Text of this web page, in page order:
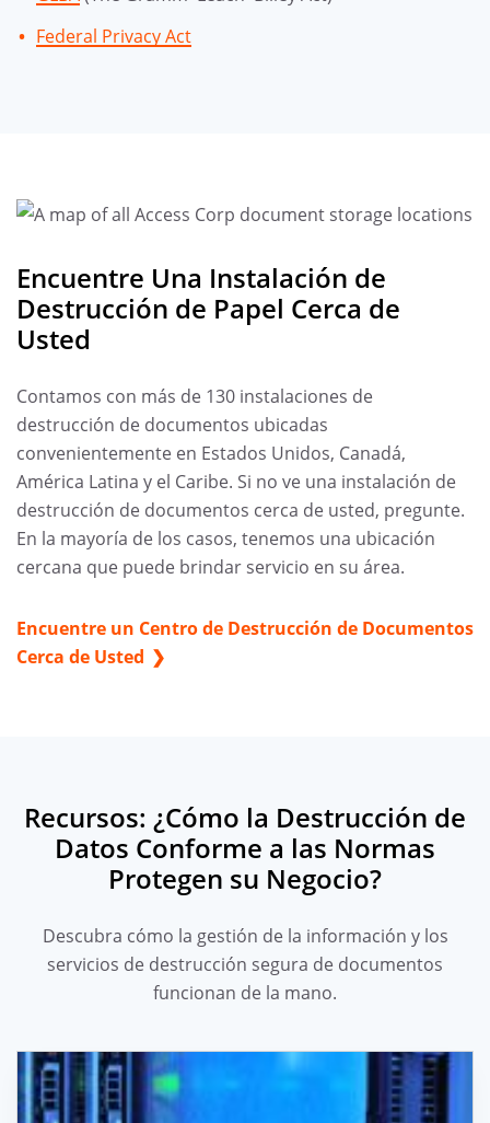
Federal Privacy Act
Encuentre Una Instalación de
Destrucción de Papel Cerca de
Usted
Contamos con más de 130 instalaciones de
destrucción de documentos ubicadas
convenientemente en Estados Unidos, Canadá,
América Latina y el Caribe. Si no ve una instalación de
destrucción de documentos cerca de usted, pregunte.
En la mayoría de los casos, tenemos una ubicación
cercana que puede brindar servicio en su área.
Encuentre un Centro de Destrucción de Documentos
Cerca de Usted
Recursos: ¿Cómo la Destrucción de
Datos Conforme a las Normas
Protegen su Negocio?
Descubra cómo la gestión de la información y los
servicios de destrucción segura de documentos
funcionan de la mano.